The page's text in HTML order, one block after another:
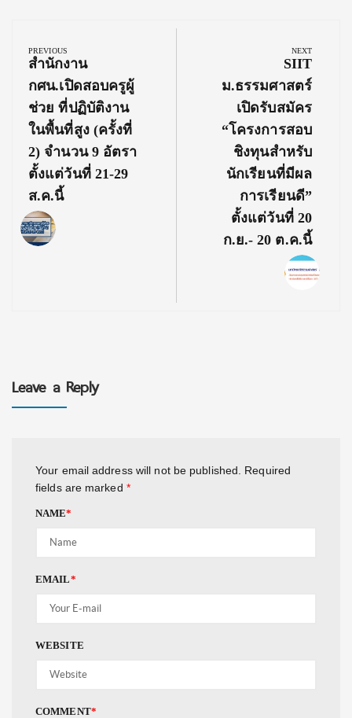
navigation
PREVIOUS
Previous
Post:
สำนักงาน
กศน.เปิดสอบครูผู้
ช่วย ที่ปฏิบัติงาน
ในพื้นที่สูง (ครั้งที่
2) จำนวน 9 อัตรา
ตั้งแต่วันที่ 21-29
ส.ค.นี้
NEXT
Next
Post:
SIIT
ม.ธรรมศาสตร์
เปิดรับสมัคร
“โครงการสอบ
ชิงทุนสำหรับ
นักเรียนที่มีผล
การเรียนดี”
ตั้งแต่วันที่ 20
ก.ย.- 20 ต.ค.นี้
Leave a Reply
Your email address will not be published.
Required
fields are marked *
NAME*
EMAIL*
WEBSITE
COMMENT*